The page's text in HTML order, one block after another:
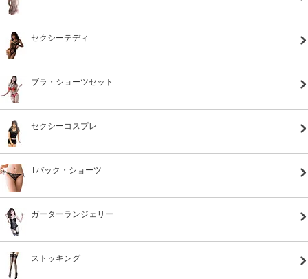
セクシーテディ
ブラ・ショーツセット
セクシーコスプレ
Tバック・ショーツ
ガーターランジェリー
ストッキング